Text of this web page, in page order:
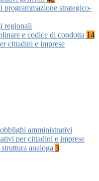
programmazione strategico-
regionali
e codice di condotta 14
cittadini e imprese
amministrativi
per cittadini e imprese
analoga 3